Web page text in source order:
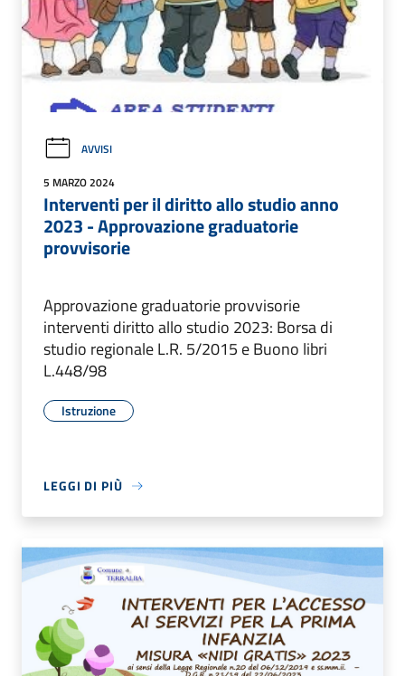
AVVISI
5 MARZO 2024
Interventi per il diritto allo studio anno
2023 - Approvazione graduatorie
provvisorie
Approvazione graduatorie provvisorie
interventi diritto allo studio 2023: Borsa di
studio regionale L.R. 5/2015 e Buono libri
L.448/98
Istruzione
LEGGI DI PIÙ